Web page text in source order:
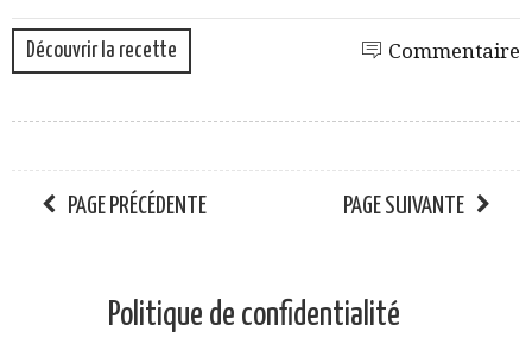
Découvrir la recette Commentaire
PAGE PRÉCÉDENTE PAGE SUIVANTE
Politique de confidentialité